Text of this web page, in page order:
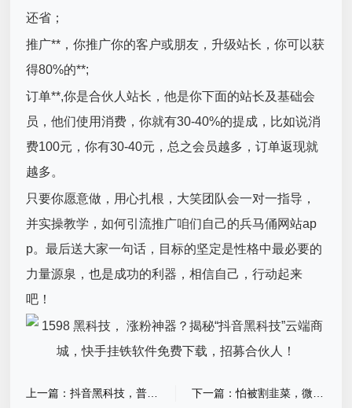
还省；
推广**，你推广你的客户或朋友，升级站长，你可以获
得80%的**;
订单**,你是合伙人站长，他是你下面的站长及基础会
员，他们使用消费，你就有30-40%的提成，比如说消
费100元，你有30-40元，总之会员越多，订单返现就
越多。
只要你愿意做，用心扎根，大笑团队会一对一指导，
并实操教学，如何引流推广咱们自己的兵马俑网站ap
p。最后送大家一句话，目标的坚定是性格中最必要的
力量源泉，也是成功的利器，相信自己，行动起来
吧！
下一篇：怕被割韭菜，微信小店推客，腾讯官方撑腰的0成本副业，不投钱就能赚